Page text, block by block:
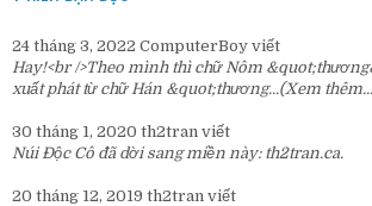
24 tháng 3, 2022 ComputerBoy viết
Hay!<br />Theo mình thì chữ Nôm
xuất phát từ chữ Hán &quot;thương...(Xem
30 tháng 1, 2020 th2tran viết
Núi Độc Cô đã dời sang miền này: th2tran.ca.
20 tháng 12, 2019 th2tran viết